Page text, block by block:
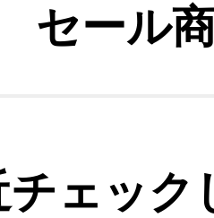
セール
チェック